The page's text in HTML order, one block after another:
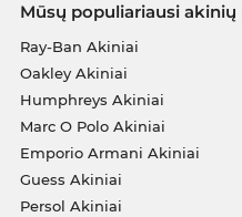
Mūsų populiariausi
Ray-Ban Akiniai
Oakley Akiniai
Humphreys Akiniai
Marc O Polo Akiniai
Emporio Armani Akiniai
Guess Akiniai
Persol Akiniai